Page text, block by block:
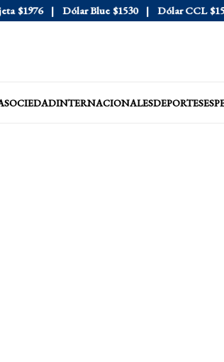
$1976 Dólar Blue $1530 Dólar CCL
SOCIEDADINTERNACIONALESDEPORTES